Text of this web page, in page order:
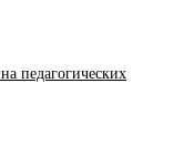
педагогических